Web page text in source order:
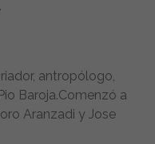
antropólogo,
Baroja.Comenzó a
Aranzadi y Jose